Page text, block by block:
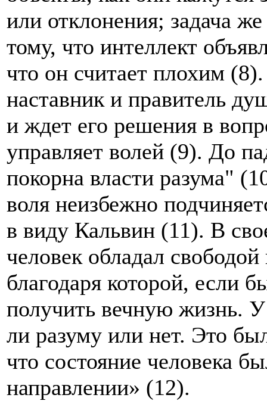
или отклонения; задача
тому, что интеллект
что он считает плохим
наставник и правитель
и ждет его решения в
управляет волей (9). До
покорна власти разума"
воля неизбежно
в виду Кальвин (11). В
человек обладал
благодаря которой, если
получить вечную жизнь.
ли разуму или нет. Это
что состояние человека
направлении» (12).